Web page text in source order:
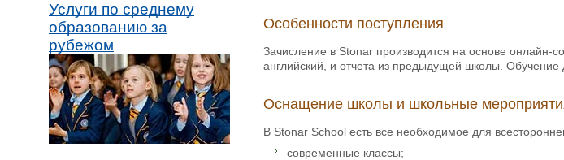
Услуги по среднему
образованию за
рубежом
Особенности поступления
Зачисление в Stonar производится на основе онлайн-
английский, и отчета из предыдущей школы. Обучение
Оснащение школы и школьные
В Stonar School есть все необходимое для
современные классы;